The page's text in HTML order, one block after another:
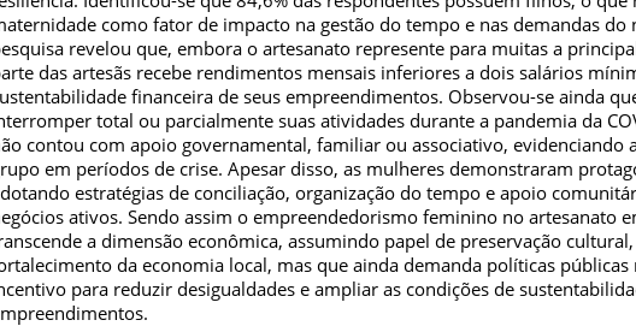
como fator de impacto na gestão do tempo e nas demandas do
revelou que, embora o artesanato represente para muitas a
das artesãs recebe rendimentos mensais inferiores a dois salários
financeira de seus empreendimentos. Observou-se ainda
total ou parcialmente suas atividades durante a pandemia da
contou com apoio governamental, familiar ou associativo, evidenciando
em períodos de crise. Apesar disso, as mulheres demonstraram
estratégias de conciliação, organização do tempo e apoio
ativos. Sendo assim o empreendedorismo feminino no artesanato
a dimensão econômica, assumindo papel de preservação
da economia local, mas que ainda demanda políticas públicas
para reduzir desigualdades e ampliar as condições de